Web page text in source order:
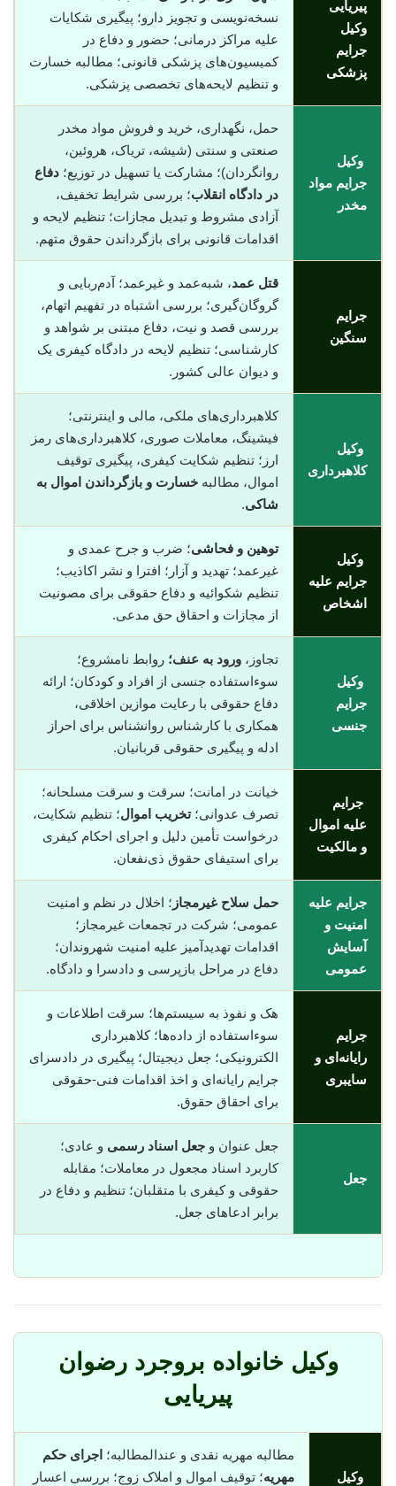
پیریایی
وکیل
جرایم
پزشکی
نسخه‌نویسی و تجویز دارو؛ پیگیری شکایات
علیه مراکز درمانی؛ حضور و دفاع در
کمیسیون‌های پزشکی قانونی؛ مطالبه خسارت
و تنظیم لایحه‌های تخصصی پزشکی.
وکیل
جرایم مواد
مخدر
حمل، نگهداری، خرید و فروش مواد مخدر
صنعتی و سنتی (شیشه، تریاک، هروئین،
روانگردان)؛ مشارکت یا تسهیل در توزیع؛ دفاع
در دادگاه انقلاب؛ بررسی شرایط تخفیف،
آزادی مشروط و تبدیل مجازات؛ تنظیم لایحه و
اقدامات قانونی برای بازگرداندن حقوق متهم.
جرایم
سنگین
قتل عمد، شبه‌عمد و غیرعمد؛ آدم‌ربایی و
گروگان‌گیری؛ بررسی اشتباه در تفهیم اتهام،
بررسی قصد و نیت، دفاع مبتنی بر شواهد و
کارشناسی؛ تنظیم لایحه در دادگاه کیفری یک
و دیوان عالی کشور.
وکیل
کلاهبرداری
کلاهبرداری‌های ملکی، مالی و اینترنتی؛
فیشینگ، معاملات صوری، کلاهبرداری‌های رمز
ارز؛ تنظیم شکایت کیفری، پیگیری توقیف
اموال، مطالبه خسارت و بازگرداندن اموال به
شاکی.
وکیل
جرایم علیه
اشخاص
توهین و فحاشی؛ ضرب و جرح عمدی و
غیرعمد؛ تهدید و آزار؛ افترا و نشر اکاذیب؛
تنظیم شکوائیه و دفاع حقوقی برای مصونیت
از مجازات و احقاق حق مدعی.
وکیل
جرایم
جنسی
تجاوز، ورود به عنف؛ روابط نامشروع؛
سوءاستفاده جنسی از افراد و کودکان؛ ارائه
دفاع حقوقی با رعایت موازین اخلاقی،
همکاری با کارشناس روانشناس برای احراز
ادله و پیگیری حقوقی قربانیان.
جرایم
علیه اموال
و مالکیت
خیانت در امانت؛ سرقت و سرقت مسلحانه؛
تصرف عدوانی؛تخریب اموال؛ تنظیم شکایت،
درخواست تأمین دلیل و اجرای احکام کیفری
برای استیفای حقوق ذی‌نفعان.
جرایم علیه
امنیت و
آسایش
عمومی
حمل سلاح غیرمجاز ؛ اخلال در نظم و امنیت
عمومی؛ شرکت در تجمعات غیرمجاز؛
اقدامات تهدیدآمیز علیه امنیت شهروندان؛
دفاع در مراحل بازپرسی و دادسرا و دادگاه.
جرایم
رایانه‌ای و
سایبری
هک و نفوذ به سیستم‌ها؛ سرقت اطلاعات و
سوء‌استفاده از داده‌ها؛ کلاهبرداری
الکترونیکی؛ جعل دیجیتال؛ پیگیری در دادسرای
جرایم رایانه‌ای و اخذ اقدامات فنی-حقوقی
برای احقاق حقوق.
جعل
جعل عنوان و جعل اسناد رسمی و عادی؛
کاربرد اسناد مجعول در معاملات؛ مقابله
حقوقی و کیفری با متقلبان؛ تنظیم و دفاع در
برابر ادعاهای جعل.
وکیل خانواده بروجرد رضوان
پیریایی
وکیل
مطالبه مهریه نقدی و عندالمطالبه؛ اجرای حکم
مهریه؛ توقیف اموال و املاک زوج؛ بررسی اعسار